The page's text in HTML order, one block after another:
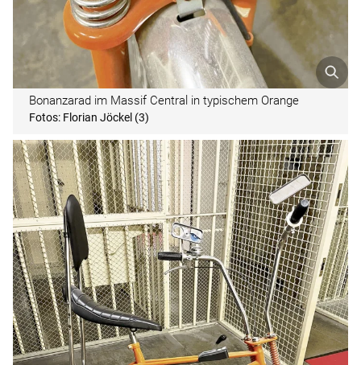
Bonanzarad im Massif Central in typischem Orange
Fotos: Florian Jöckel (3)